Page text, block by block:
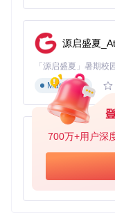
700万+用户深
voxel-cone-
项目地址：https://
cone-tracing
源启盛夏
Markdown
AionUi
TypeScript